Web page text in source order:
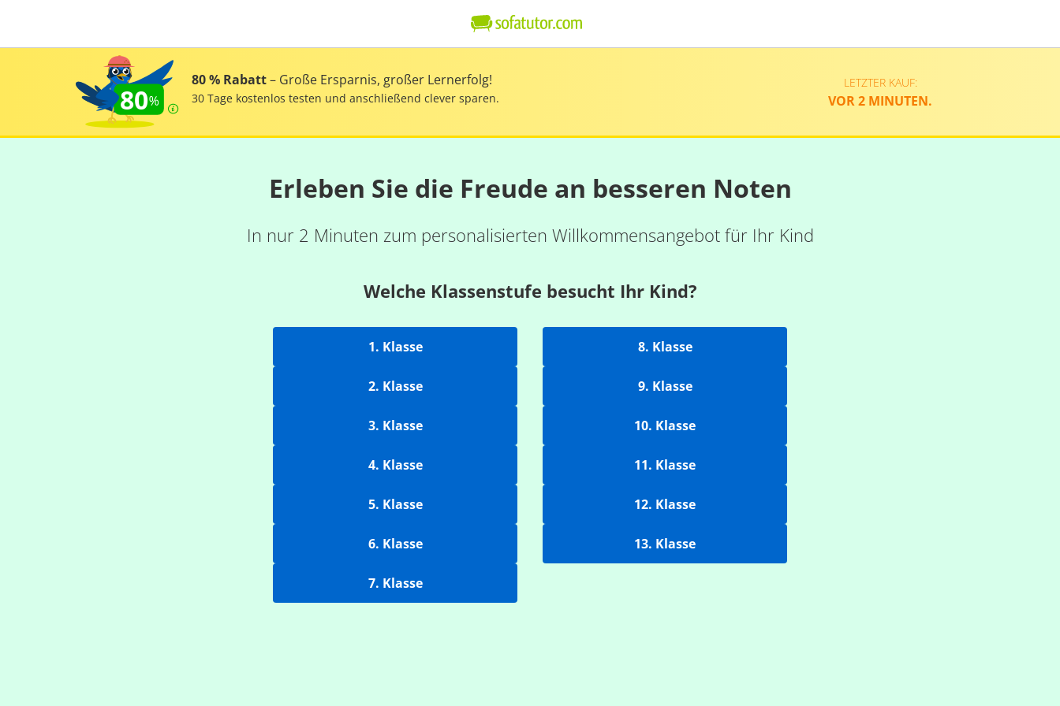
80
80 % Rabatt– Große Ersparnis, großer Lernerfolg!
30 Tage kostenlos testen und anschließend clever sparen.
LETZTER KAUF:
VOR 2 MINUTEN.
Erleben Sie die Freude an besseren Noten
In nur 2 Minuten zum personalisierten Willkommensangebot für Ihr Kind
Welche Klassenstufe besucht Ihr Kind?
1. Klasse
2. Klasse
3. Klasse
4. Klasse
5. Klasse
6. Klasse
7. Klasse
8. Klasse
9. Klasse
10. Klasse
11. Klasse
12. Klasse
13. Klasse